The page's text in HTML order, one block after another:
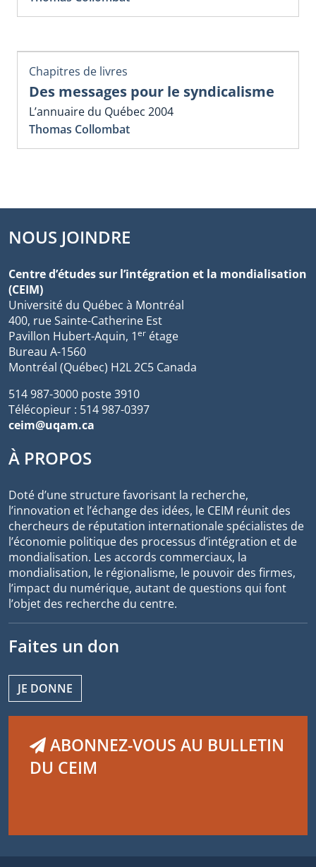
Chapitres de livres
Des messages pour le syndicalisme
L’annuaire du Québec 2004
Thomas Collombat
NOUS JOINDRE
Centre d’études sur l’intégration et la mondialisation
(CEIM)
Université du Québec à Montréal
400, rue Sainte-Catherine Est
Pavillon Hubert-Aquin, 1er étage
Bureau A-1560
Montréal (Québec) H2L 2C5 Canada
514 987-3000 poste 3910
Télécopieur : 514 987-0397
ceim@uqam.ca
À PROPOS
Doté d’une structure favorisant la recherche,
l’innovation et l’échange des idées, le CEIM réunit des
chercheurs de réputation internationale spécialistes de
l’économie politique des processus d’intégration et de
mondialisation. Les accords commerciaux, la
mondialisation, le régionalisme, le pouvoir des firmes,
l’impact du numérique, autant de questions qui font
l’objet des recherche du centre.
Faites un don
JE DONNE
ABONNEZ-VOUS AU BULLETIN
DU CEIM